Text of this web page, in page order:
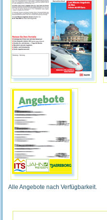
Alle Angebote nach Verfügbarkeit.